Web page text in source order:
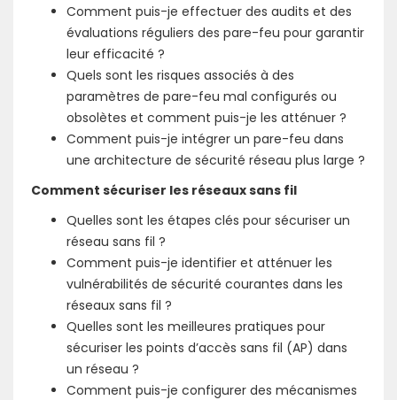
Comment puis-je effectuer des audits et des
évaluations réguliers des pare-feu pour garantir
leur efficacité ?
Quels sont les risques associés à des
paramètres de pare-feu mal configurés ou
obsolètes et comment puis-je les atténuer ?
Comment puis-je intégrer un pare-feu dans
une architecture de sécurité réseau plus large ?
Comment sécuriser les réseaux sans fil
Quelles sont les étapes clés pour sécuriser un
réseau sans fil ?
Comment puis-je identifier et atténuer les
vulnérabilités de sécurité courantes dans les
réseaux sans fil ?
Quelles sont les meilleures pratiques pour
sécuriser les points d’accès sans fil (AP) dans
un réseau ?
Comment puis-je configurer des mécanismes